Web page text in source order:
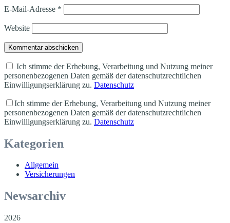
E-Mail-Adresse *
Website
Kommentar abschicken
Ich stimme der Erhebung, Verarbeitung und Nutzung meiner
personenbezogenen Daten gemäß der datenschutzrechtlichen
Einwilligungserklärung zu. Datenschutz
Ich stimme der Erhebung, Verarbeitung und Nutzung meiner
personenbezogenen Daten gemäß der datenschutzrechtlichen
Einwilligungserklärung zu. Datenschutz
Kategorien
Allgemein
Versicherungen
Newsarchiv
2026